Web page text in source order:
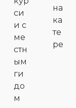
си
и с
ме
стн
ым
ги
до
м
на
ка
те
ре